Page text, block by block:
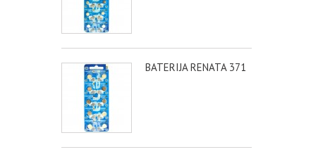
BATERIJA RENATA 371